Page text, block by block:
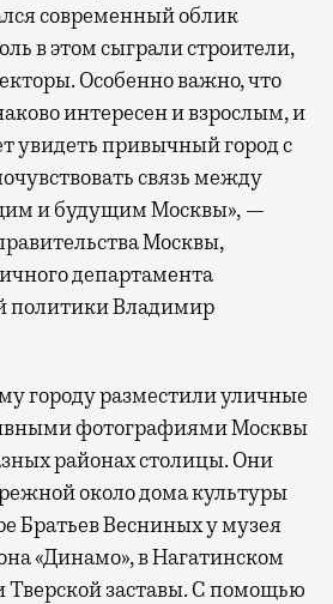
современный облик
в этом сыграли строители,
Особенно важно, что
интересен и взрослым, и
увидеть привычный город с
связь между
и будущим Москвы», —
Москвы,
департамента
политики Владимир
городу разместили уличные
фотографиями Москвы
районах столицы. Они
около дома культуры
Братьев Весниных у музея
«Динамо», в Нагатинском
Тверской заставы. С помощью